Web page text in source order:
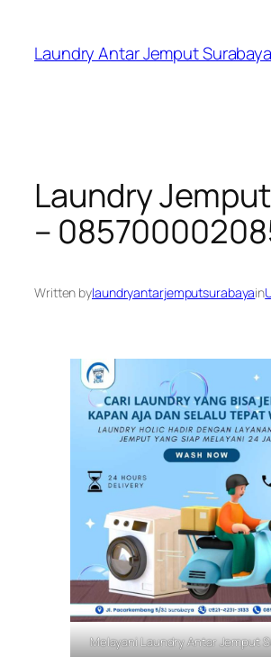
content
Laundry Antar Jemput Surabaya
Laundry
–
Written bylaundryantarjemputsurabayain
Melayani Laundry Antar Jemput